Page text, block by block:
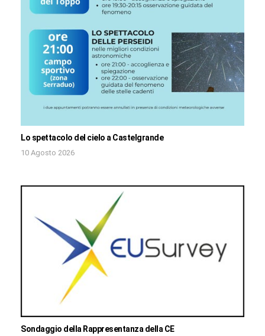
Lo spettacolo del cielo a Castelgrande
10 Agosto 2026
Sondaggio della Rappresentanza della CE